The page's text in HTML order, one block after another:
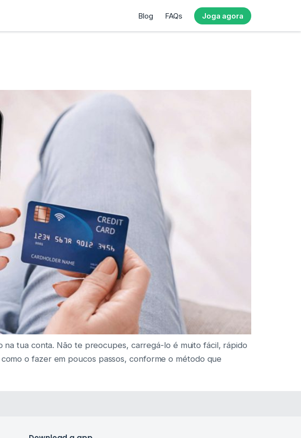
Blog FAQs Joga agora
tua conta. Não te preocupes, carregá-lo é muito fácil, rápido
o fazer em poucos passos, conforme o método que